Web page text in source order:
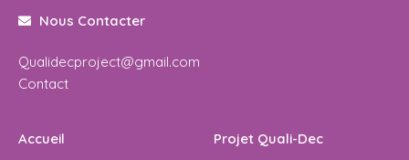
Nous Contacter
Qualidecproject@gmail.com
Contact
Accueil Projet Quali-Dec